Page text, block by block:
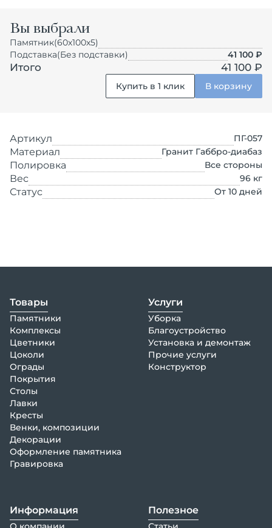
Вы выбрали
Памятник(60х100х5)
Подставка(Без подставки) 41 100 ₽
Итого 41 100 ₽
Купить в 1 клик В корзину
Артикул ПГ-057
Материал Гранит Габбро-диабаз
Полировка Все стороны
Вес 96 кг
Статус От 10 дней
Товары
Памятники
Комплексы
Цветники
Цоколи
Ограды
Покрытия
Столы
Лавки
Кресты
Венки, композиции
Декорации
Оформление памятника
Гравировка
Услуги
Уборка
Благоустройство
Установка и демонтаж
Прочие услуги
Конструктор
Информация Полезное